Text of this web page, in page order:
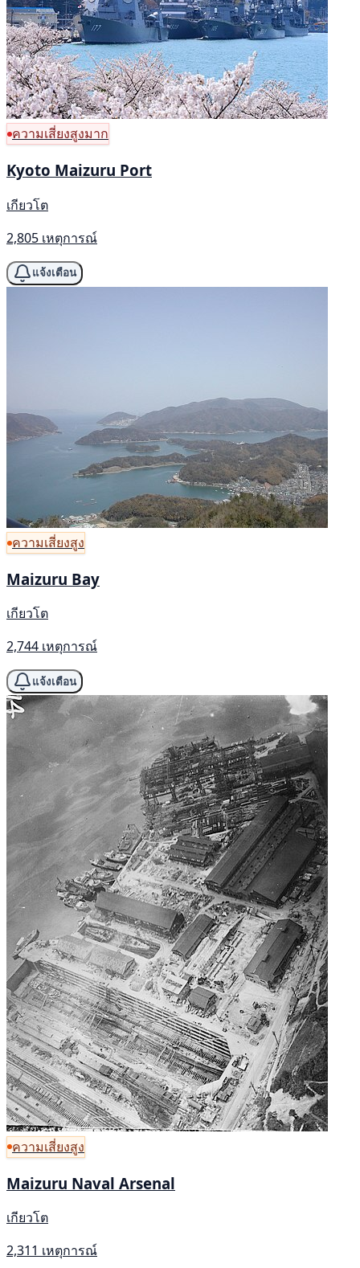
ความเสี่ยงสูงมาก
Kyoto Maizuru Port
เกียวโต
2,805 เหตุการณ์
แจ้งเตือน
ความเสี่ยงสูง
Maizuru Bay
เกียวโต
2,744 เหตุการณ์
แจ้งเตือน
ความเสี่ยงสูง
Maizuru Naval Arsenal
เกียวโต
2,311 เหตุการณ์